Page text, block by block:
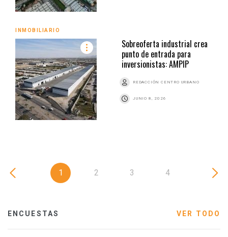
INMOBILIARIO
Sobreoferta industrial crea
punto de entrada para
inversionistas: AMPIP
REDACCIÓN CENTRO URBANO
JUNIO 8, 2026
1 2 3 4
ENCUESTAS VER TODO